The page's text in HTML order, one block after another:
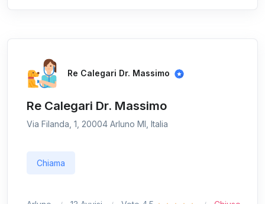
Re Calegari Dr. Massimo
Re Calegari Dr. Massimo
Via Filanda, 1, 20004 Arluno MI, Italia
Chiama